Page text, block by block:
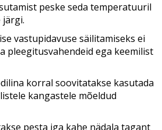
peske seda temperatuuril
järgi.
vastupidavuse säilitamiseks ei
pleegitusvahendeid ega keemilist
korral soovitatakse kasutada
kangastele mõeldud
pesta iga kahe nädala tagant